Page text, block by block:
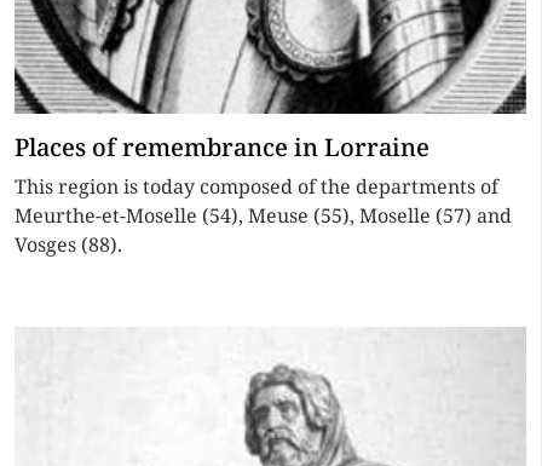
Places of remembrance in Lorraine
This region is today composed of the departments of
Meurthe-et-Moselle (54), Meuse (55), Moselle (57) and
Vosges (88).